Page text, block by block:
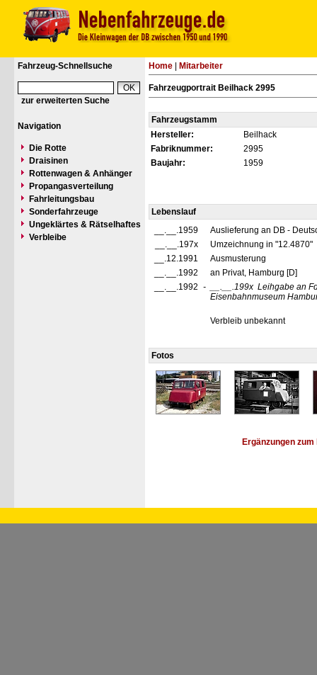
Fahrzeug-Schnellsuche
zur erweiterten Suche
Navigation
Die Rotte
Draisinen
Rottenwagen & Anhänger
Propangasverteilung
Fahrleitungsbau
Sonderfahrzeuge
Ungeklärtes & Rätselhaftes
Verbleibe
Home Mitarbeiter
Fahrzeugportrait Beilhack 2995
Fahrzeugstamm
Hersteller:
Beilhack
Fabriknummer:
2995
Baujahr:
1959
Lebenslauf
__.__.1959
Auslieferung an DB -
__.__.197x
Umzeichnung in "12.4870"
__.12.1991
Ausmusterung
__.__.1992
an Privat, Hamburg [D]
__.__.1992 - __.__.199x Leihgabe an
Eisenbahnmuseum
Verbleib unbekannt
Fotos
Ergänzungen